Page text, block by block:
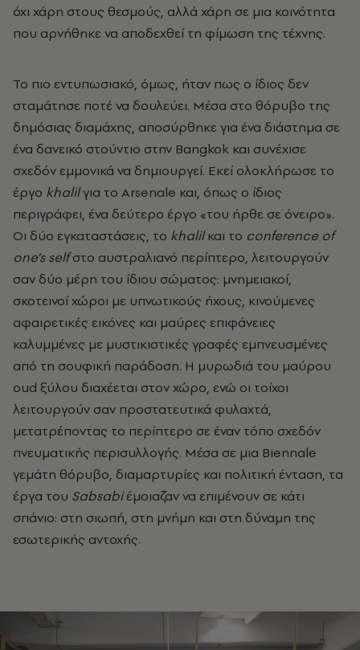
όχι χάρη στους θεσμούς, αλλά χάρη σε μια κοινότητα
που αρνήθηκε να αποδεχθεί τη φίμωση της τέχνης.
Το πιο εντυπωσιακό, όμως, ήταν πως ο ίδιος δεν
σταμάτησε ποτέ να δουλεύει. Μέσα στο θόρυβο της
δημόσιας διαμάχης, αποσύρθηκε για ένα διάστημα σε
ένα δανεικό στούντιο στην Bangkok και συνέχισε
σχεδόν εμμονικά να δημιουργεί. Εκεί ολοκλήρωσε το
έργο khalilγια το Arsenale και, όπως ο ίδιος
περιγράφει, ένα δεύτερο έργο «του ήρθε σε όνειρο».
Οι δύο εγκαταστάσεις, το khalilκαι το conference of
one’s selfστο αυστραλιανό περίπτερο, λειτουργούν
σαν δύο μέρη του ίδιου σώματος: μνημειακοί,
σκοτεινοί χώροι με υπνωτικούς ήχους, κινούμενες
αφαιρετικές εικόνες και μαύρες επιφάνειες
καλυμμένες με μυστικιστικές γραφές εμπνευσμένες
από τη σουφική παράδοση. Η μυρωδιά του μαύρου
oud ξύλου διαχέεται στον χώρο, ενώ οι τοίχοι
λειτουργούν σαν προστατευτικά φυλαχτά,
μετατρέποντας το περίπτερο σε έναν τόπο σχεδόν
πνευματικής περισυλλογής. Μέσα σε μια Biennale
γεμάτη θόρυβο, διαμαρτυρίες και πολιτική ένταση, τα
έργα του Sabsabiέμοιαζαν να επιμένουν σε κάτι
σπάνιο: στη σιωπή, στη μνήμη και στη δύναμη της
εσωτερικής αντοχής.